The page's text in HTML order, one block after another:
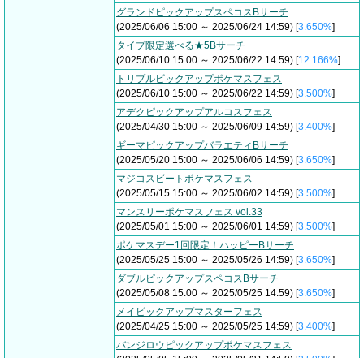
グランドピックアップスペコスBサーチ
(2025/06/06 15:00 ～ 2025/06/24 14:59) [3.650%]
タイプ限定選べる★5Bサーチ
(2025/06/10 15:00 ～ 2025/06/22 14:59) [12.166%]
トリプルピックアップポケマスフェス
(2025/06/10 15:00 ～ 2025/06/22 14:59) [3.500%]
アデクピックアップアルコスフェス
(2025/04/30 15:00 ～ 2025/06/09 14:59) [3.400%]
ギーマピックアップバラエティBサーチ
(2025/05/20 15:00 ～ 2025/06/06 14:59) [3.650%]
マジコスビートポケマスフェス
(2025/05/15 15:00 ～ 2025/06/02 14:59) [3.500%]
マンスリーポケマスフェス vol.33
(2025/05/01 15:00 ～ 2025/06/01 14:59) [3.500%]
ポケマスデー1回限定！ハッピーBサーチ
(2025/05/25 15:00 ～ 2025/05/26 14:59) [3.650%]
ダブルピックアップスペコスBサーチ
(2025/05/08 15:00 ～ 2025/05/25 14:59) [3.650%]
メイピックアップマスターフェス
(2025/04/25 15:00 ～ 2025/05/25 14:59) [3.400%]
バンジロウピックアップポケマスフェス